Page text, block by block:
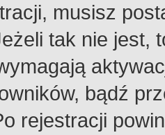
musisz
tak nie jest,
bądź
rejestracji